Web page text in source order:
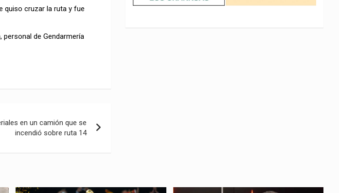
quiso cruzar la ruta y fue
personal de Gendarmería
en un camión que se
incendió sobre ruta 14